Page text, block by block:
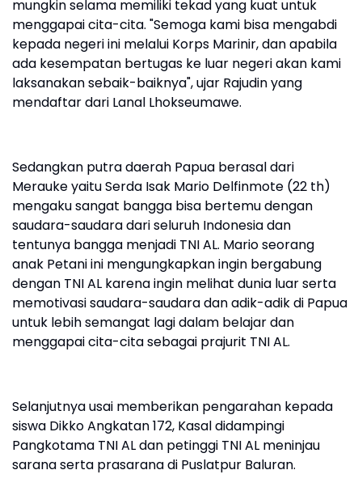
mungkin selama memiliki tekad yang kuat untuk
menggapai cita-cita. "Semoga kami bisa mengabdi
kepada negeri ini melalui Korps Marinir, dan apabila
ada kesempatan bertugas ke luar negeri akan kami
laksanakan sebaik-baiknya", ujar Rajudin yang
mendaftar dari Lanal Lhokseumawe.
Sedangkan putra daerah Papua berasal dari
Merauke yaitu Serda Isak Mario Delfinmote (22 th)
mengaku sangat bangga bisa bertemu dengan
saudara-saudara dari seluruh Indonesia dan
tentunya bangga menjadi TNI AL. Mario seorang
anak Petani ini mengungkapkan ingin bergabung
dengan TNI AL karena ingin melihat dunia luar serta
memotivasi saudara-saudara dan adik-adik di Papua
untuk lebih semangat lagi dalam belajar dan
menggapai cita-cita sebagai prajurit TNI AL.
Selanjutnya usai memberikan pengarahan kepada
siswa Dikko Angkatan 172, Kasal didampingi
Pangkotama TNI AL dan petinggi TNI AL meninjau
sarana serta prasarana di Puslatpur Baluran.